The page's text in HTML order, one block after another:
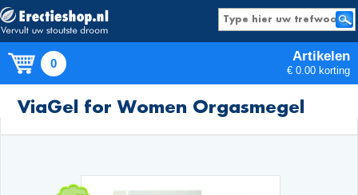
0 Artikelen
€ 0.00 korting
Producten
ViaGel for Women Orgasmegel